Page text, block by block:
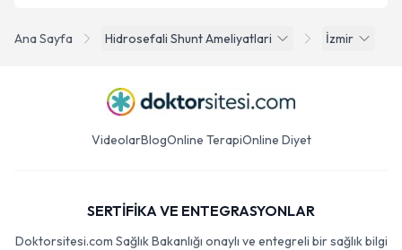
Ana Sayfa Hidrosefali Shunt Ameliyatlari İzmir
VideolarBlogOnline TerapiOnline Diyet
SERTİFİKA VE ENTEGRASYONLAR
Doktorsitesi.com Sağlık Bakanlığı onaylı ve entegreli bir sağlık bilgi